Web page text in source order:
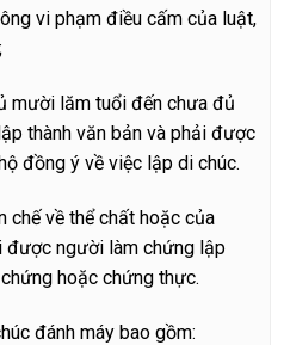
vi phạm điều cấm của luật,
mười lăm tuổi đến chưa đủ
thành văn bản và phải được
đồng ý về việc lập di chúc.
chế về thể chất hoặc của
được người làm chứng lập
hoặc chứng thực.
đánh máy bao gồm: